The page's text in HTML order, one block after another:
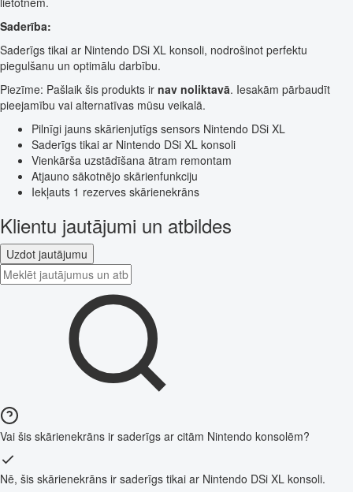
Saderība:
Saderīgs tikai ar Nintendo DSi XL konsoli, nodrošinot perfektu
piegulšanu un optimālu darbību.
Piezīme: Pašlaik šis produkts ir nav noliktavā. Iesakām pārbaudīt
pieejamību vai alternatīvas mūsu veikalā.
Pilnīgi jauns skārienjutīgs sensors Nintendo DSi XL
Saderīgs tikai ar Nintendo DSi XL konsoli
Vienkārša uzstādīšana ātram remontam
Atjauno sākotnējo skārienfunkciju
Iekļauts 1 rezerves skārienekrāns
Klientu jautājumi un atbildes
Uzdot jautājumu
Vai šis skārienekrāns ir saderīgs ar citām Nintendo konsolēm?
Nē, šis skārienekrāns ir saderīgs tikai ar Nintendo DSi XL konsoli.